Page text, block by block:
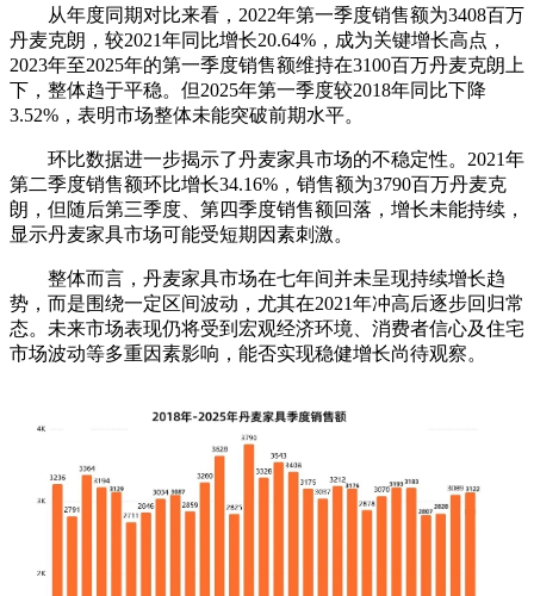
从年度同期对比来看，2022年第一季度销售额为3408百万
丹麦克朗，较2021年同比增长20.64%，成为关键增长高点，
2023年至2025年的第一季度销售额维持在3100百万丹麦克朗上
下，整体趋于平稳。但2025年第一季度较2018年同比下降
3.52%，表明市场整体未能突破前期水平。
环比数据进一步揭示了丹麦家具市场的不稳定性。2021年
第二季度销售额环比增长34.16%，销售额为3790百万丹麦克
朗，但随后第三季度、第四季度销售额回落，增长未能持续，
显示丹麦家具市场可能受短期因素刺激。
整体而言，丹麦家具市场在七年间并未呈现持续增长趋
势，而是围绕一定区间波动，尤其在2021年冲高后逐步回归常
态。未来市场表现仍将受到宏观经济环境、消费者信心及住宅
市场波动等多重因素影响，能否实现稳健增长尚待观察。